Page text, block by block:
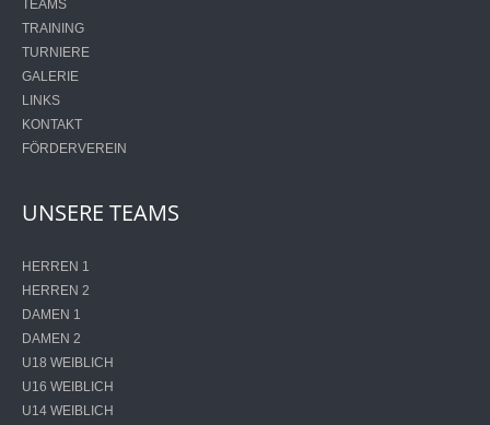
TEAMS
TRAINING
TURNIERE
GALERIE
LINKS
KONTAKT
FÖRDERVEREIN
UNSERE TEAMS
HERREN 1
HERREN 2
DAMEN 1
DAMEN 2
U18 WEIBLICH
U16 WEIBLICH
U14 WEIBLICH